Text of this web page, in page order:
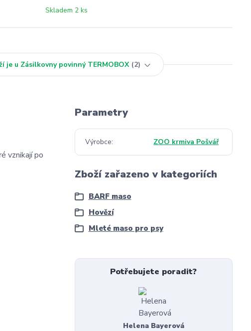
Skladem 2 ks
je u Zásilkovny povinný TERMOBOX 2
vznikají po
Parametry
Výrobce ZOO krmiva Pošvář
Zboží zařazeno v kategoriích
BARF maso
Hovězí
Mleté maso pro psy
Potřebujete poradit?
Helena Bayerová